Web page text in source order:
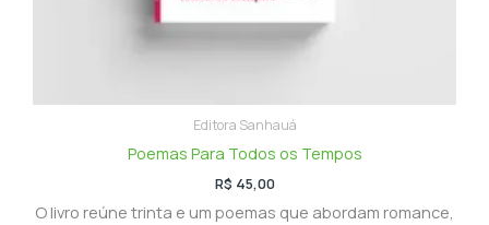
Editora Sanhauá
Poemas Para Todos os Tempos
R$ 45,00
O livro reúne trinta e um poemas que abordam romance,